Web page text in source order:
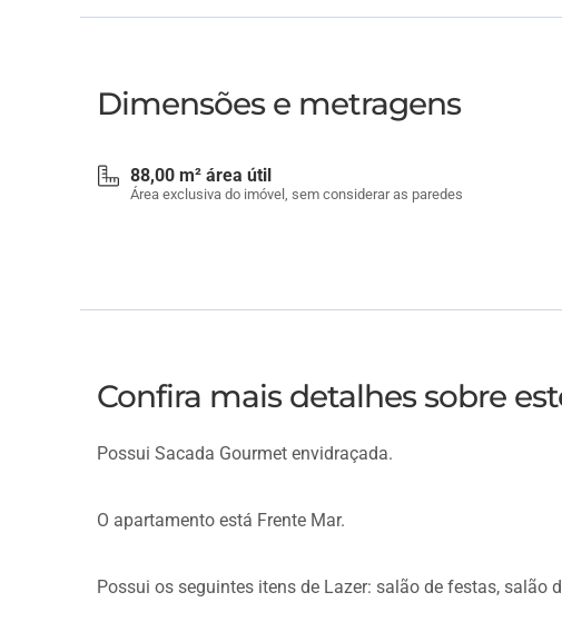
Dimensões e metragens
88,00 m² área útil
Área exclusiva do imóvel, sem considerar as paredes
Confira mais detalhes sobre
Possui Sacada Gourmet envidraçada.
O apartamento está Frente Mar.
Possui os seguintes itens de Lazer: salão de festas, salão